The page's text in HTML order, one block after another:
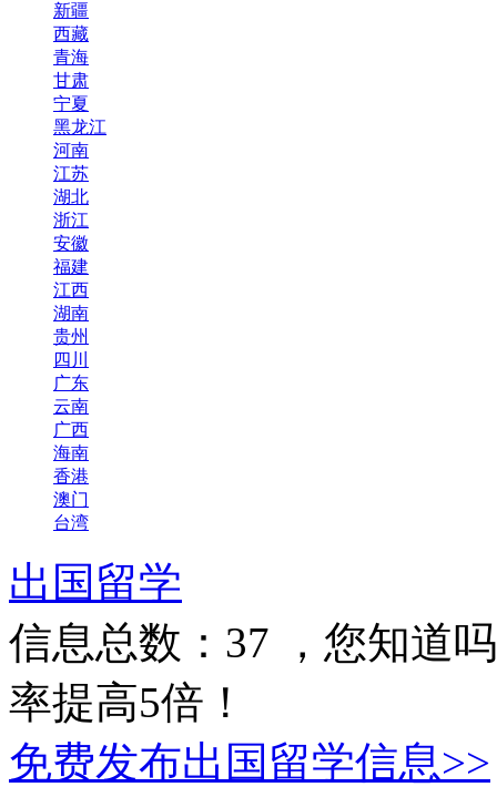
新疆
西藏
青海
甘肃
宁夏
黑龙江
河南
江苏
湖北
浙江
安徽
福建
江西
湖南
贵州
四川
广东
云南
广西
海南
香港
澳门
台湾
出国留学
信息总数： 37 ，您知道
率提高5倍！
免费发布出国留学信息>>